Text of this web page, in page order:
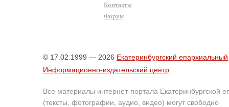
Контакты
Форум
© 17.02.1999 — 2026 Екатеринбургский епархиальный
Информационно-издательский центр
Все материалы интернет-портала Екатеринбургской
(тексты, фотографии, аудио, видео) могут свободно